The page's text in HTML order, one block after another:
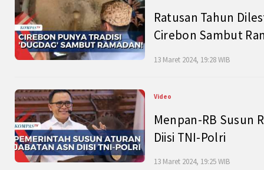
Ratusan Tahun
Cirebon Sambut
13 Maret 2024, 19:28 WIB
Video
Menpan-RB Susun
Diisi TNI-Polri
13 Maret 2024, 19:25 WIB